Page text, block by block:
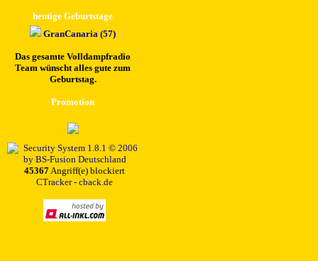
heutige Geburtstage
GranCanaria (57)
Das gesamte Volldampfradio
Team wünscht alles gute zum
Geburtstag.
Promotion
45367Angriff(e) blockiert
CTracker - cback.de